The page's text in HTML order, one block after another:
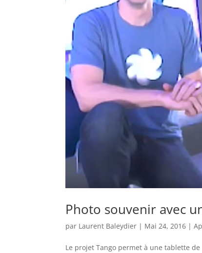
Photo souvenir avec
par Laurent Baleydier | Mai 24, 2016 |
Le projet Tango permet à une tablette